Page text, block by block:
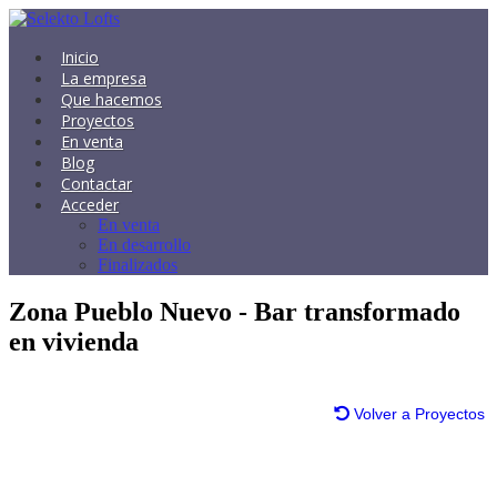
Inicio
La empresa
Que hacemos
Proyectos
En venta
Blog
Contactar
Acceder
En venta
En desarrollo
Finalizados
Zona Pueblo Nuevo - Bar transformado
en vivienda
Volver a Proyectos